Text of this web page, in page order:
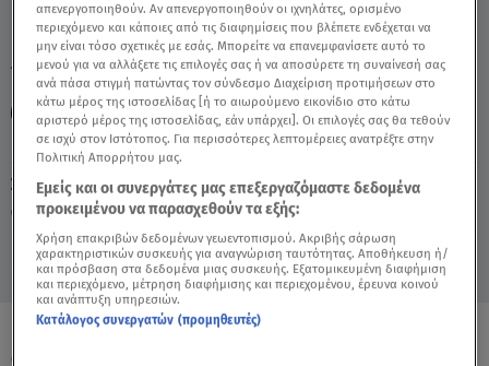
Σάββατο 8 Αυγούστου 2026
28.09.21, 12:12 ΖΩΔΙΑ
TAGS: ΛΕΩΝ ΛΕΩΝ ΣΗΜΕΡΑ ΖΩΔΙΑ ΖΩΔΙΑ ΖΩΔΙΑ
ΖΩΔΙΑ ΣΗΜΕΡΑ ΑΣΤΡΟΛΟΓΙΚΕΣ ΠΡΟΒΛΕΨΕΙΣ
ΟΛΑ ΤΑ ΒΙΝΤΕΟ
απενεργοποιηθούν. Αν απενεργοποιηθούν οι ιχνηλάτες, ορισμένο
περιεχόμενο και κάποιες από τις διαφημίσεις που βλέπετε ενδέχεται να
μην είναι τόσο σχετικές με εσάς. Μπορείτε να επανεμφανίσετε αυτό το
μενού για να αλλάξετε τις επιλογές σας ή να αποσύρετε τη συναίνεσή σας
ανά πάσα στιγμή πατώντας τον σύνδεσμο Διαχείριση προτιμήσεων στο
κάτω μέρος της ιστοσελίδας [ή το αιωρούμενο εικονίδιο στο κάτω
αριστερό μέρος της ιστοσελίδας, εάν υπάρχει]. Οι επιλογές σας θα τεθούν
σε ισχύ στον Ιστότοπος. Για περισσότερες λεπτομέρειες ανατρέξτε στην
Πολιτική Απορρήτου μας.
Εμείς και οι συνεργάτες μας επεξεργαζόμαστε δεδομένα
προκειμένου να παρασχεθούν τα εξής:
Χρήση επακριβών δεδομένων γεωεντοπισμού. Ακριβής σάρωση
χαρακτηριστικών συσκευής για αναγνώριση ταυτότητας. Αποθήκευση ή/
και πρόσβαση στα δεδομένα μιας συσκευής. Εξατομικευμένη διαφήμιση
και περιεχόμενο, μέτρηση διαφήμισης και περιεχομένου, έρευνα κοινού
και ανάπτυξη υπηρεσιών.
Κατάλογος συνεργατών (προμηθευτές)